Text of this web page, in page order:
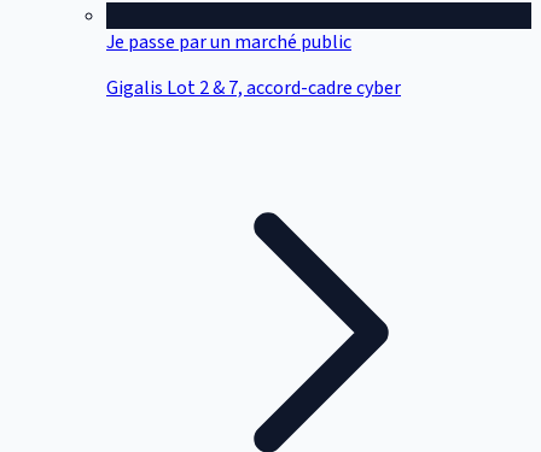
Je passe par un marché public
Gigalis Lot 2 & 7, accord-cadre cyber